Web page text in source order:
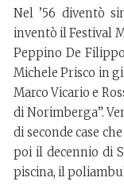
Nel ’56 diventò
inventò il Festival
Peppino De
Michele Prisco in
Marco Vicario e
di Norimberga”.
di seconde case
poi il decennio di
piscina, il